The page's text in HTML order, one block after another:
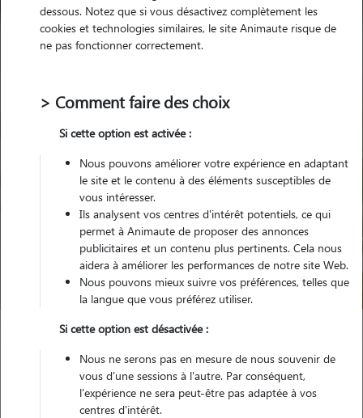
Pour quel animal ?
Trouver mon Pet Sitter
Bouches-du-Rhône
Saint-Victoret
dessous. Notez que si vous désactivez complètement les
cookies et technologies similaires, le site Animaute risque de
ne pas fonctionner correctement.
> Comment faire des choix
Si cette option est activée :
Nous pouvons améliorer votre expérience en adaptant
le site et le contenu à des éléments susceptibles de
vous intéresser.
Ils analysent vos centres d'intérêt potentiels, ce qui
permet à Animaute de proposer des annonces
publicitaires et un contenu plus pertinents. Cela nous
aidera à améliorer les performances de notre site Web.
Nous pouvons mieux suivre vos préférences, telles que
la langue que vous préférez utiliser.
Si cette option est désactivée :
Nous ne serons pas en mesure de nous souvenir de
vous d'une sessions à l'autre. Par conséquent,
l'expérience ne sera peut-être pas adaptée à vos
centres d'intérêt.